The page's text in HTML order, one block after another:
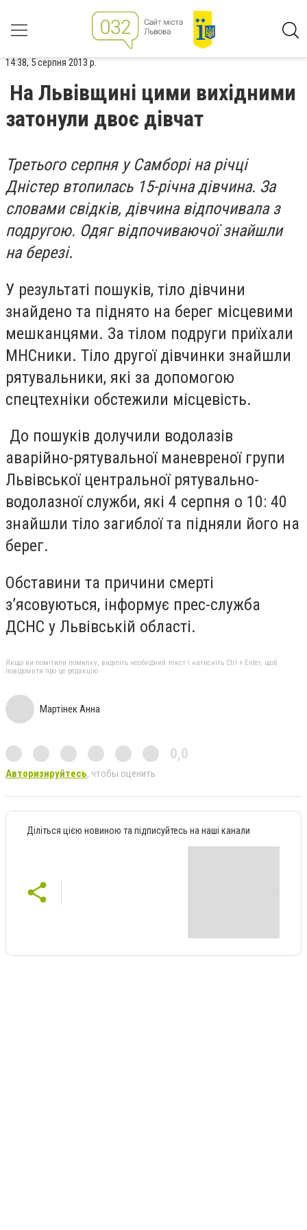
14:38, 5 серпня 2013 р.
На Львівщині цими вихідними
затонули двоє дівчат
Третього серпня у Самборі на річці
Дністер втопилась 15-річна дівчина. За
словами свідків, дівчина відпочивала з
подругою. Одяг відпочиваючої знайшли
на березі.
У результаті пошуків, тіло дівчини
знайдено та піднято на берег місцевими
мешканцями. За тілом подруги приїхали
МНСники. Тіло другої дівчинки знайшли
рятувальники, які за допомогою
спецтехніки обстежили місцевість.
До пошуків долучили водолазів
аварійно-рятувальної маневреної групи
Львівської центральної рятувально-
водолазної служби, які 4 серпня о 10: 40
знайшли тіло загиблої та підняли його на
берег.
Обставини та причини смерті
з’ясовуються, інформує прес-служба
ДСНС у Львівській області.
Якщо ви помітили помилку, виділіть необхідний текст і натисніть Ctrl + Enter, щоб
повідомити про це редакцію
Мартінек Анна
0,0
Авторизируйтесь, чтобы оценить
Діліться цією новиною та підписуйтесь на наші канали